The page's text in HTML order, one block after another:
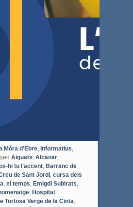
Móra d'Ebre, Informatius
Aiguats Alcanar,
hi tu l'accent, Barranc de
de Sant Jordi, cursa dels
el temps Emigdi Subirats
, Hospital
Tortosa Verge de la Cinta